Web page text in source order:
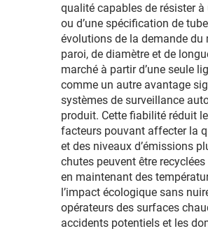
qualité capables de résister
ou d’une spécification de
évolutions de la demande du
paroi, de diamètre et de
marché à partir d’une seule
comme un autre avantage
systèmes de surveillance
produit. Cette fiabilité réduit
facteurs pouvant affecter la
et des niveaux d’émissions
chutes peuvent être
en maintenant des
l’impact écologique sans
opérateurs des surfaces
accidents potentiels et les